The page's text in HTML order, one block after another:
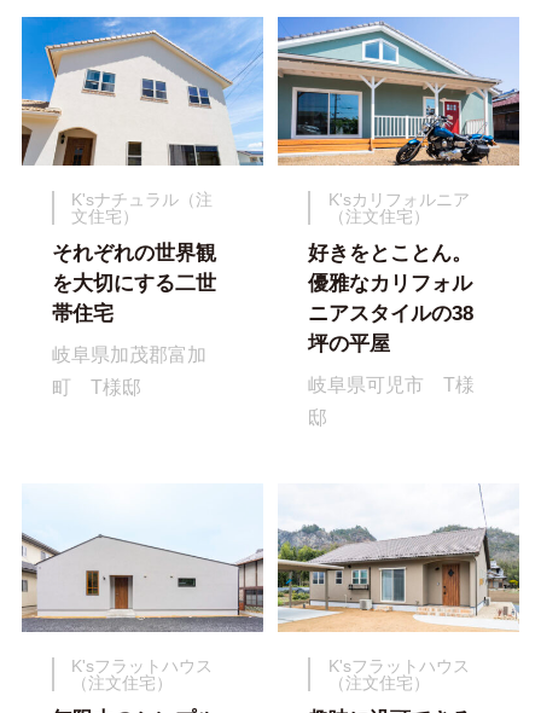
K'sナチュラル（注
文住宅）
それぞれの世界観
を大切にする二世
帯住宅
岐阜県加茂郡富加
町 T様邸
K'sカリフォルニア
（注文住宅）
好きをとことん。
優雅なカリフォル
ニアスタイルの38
坪の平屋
岐阜県可児市 T様
邸
K'sフラットハウス
（注文住宅）
K'sフラットハウス
（注文住宅）